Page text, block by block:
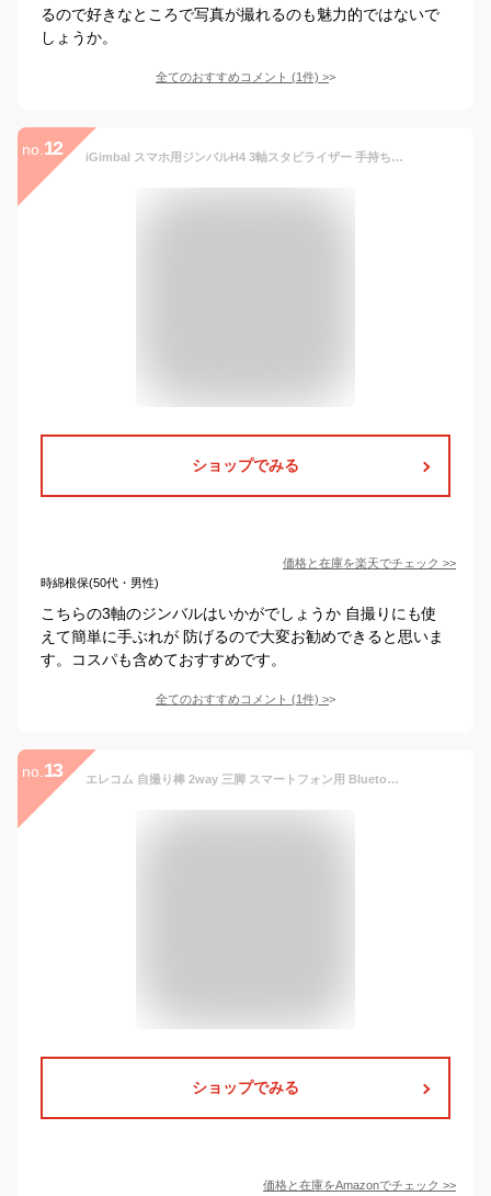
るので好きなところで写真が撮れるのも魅力的ではないで
しょうか。
全てのおすすめコメント (1件) >
no. 12 iGimbal スマホ用ジンバルH4 3軸スタビライザー 手持ちジンバル 自撮り棒 iPhone＆Android対応 手ブレ 防止 1年保証 日本語取扱説明書
ショップでみる
価格と在庫を楽天でチェック >>
時綿根保(50代・男性)
こちらの3軸のジンバルはいかがでしょうか 自撮りにも使
えて簡単に手ぶれが 防げるので大変お勧めできると思いま
す。コスパも含めておすすめです。
全てのおすすめコメント (1件) >
no. 13 エレコム 自撮り棒 2way 三脚 スマートフォン用 Bluetoothリモコン付 シャッタボタン付き ブラック P-STSR02BK
ショップでみる
価格と在庫をAmazonでチェック >>